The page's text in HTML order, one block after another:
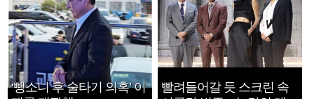
‘뺑소니 후 술타기 의혹’ 이
빨려들어갈 듯 스크린 속